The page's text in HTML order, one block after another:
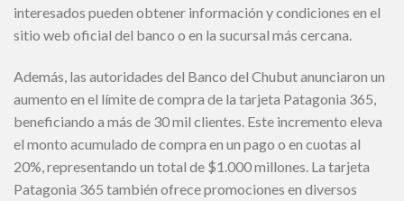
interesados pueden obtener información y condiciones en el
sitio web oficial del banco o en la sucursal más cercana.
Además, las autoridades del Banco del Chubut anunciaron un
aumento en el límite de compra de la tarjeta Patagonia 365,
beneficiando a más de 30 mil clientes. Este incremento eleva
el monto acumulado de compra en un pago o en cuotas al
20%, representando un total de $1.000 millones. La tarjeta
Patagonia 365 también ofrece promociones en diversos